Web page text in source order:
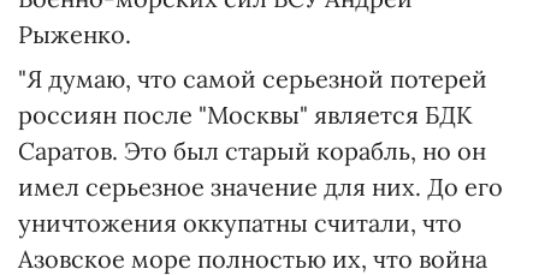
Рыженко.
"Я думаю, что самой серьезной потерей
россиян после "Москвы" является БДК
Саратов. Это был старый корабль, но он
имел серьезное значение для них. До его
уничтожения оккупатны считали, что
Азовское море полностью их, что война